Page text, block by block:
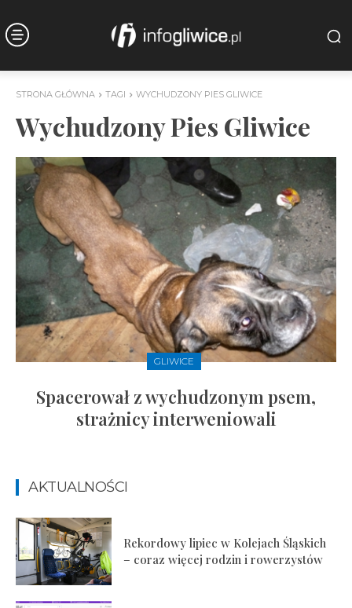
STRONA GŁÓWNA TAGI WYCHUDZONY PIES GLIWICE
Wychudzony Pies Gliwice
GLIWICE
Spacerował z wychudzonym psem,
strażnicy interweniowali
AKTUALNOŚCI
Rekordowy lipiec w Kolejach Śląskich
– coraz więcej rodzin i rowerzystów